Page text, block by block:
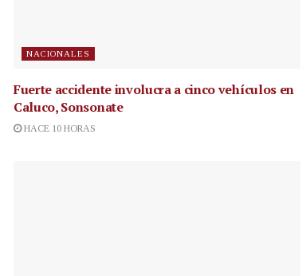
NACIONALES
Fuerte accidente involucra a cinco vehículos en
Caluco, Sonsonate
HACE 10 HORAS